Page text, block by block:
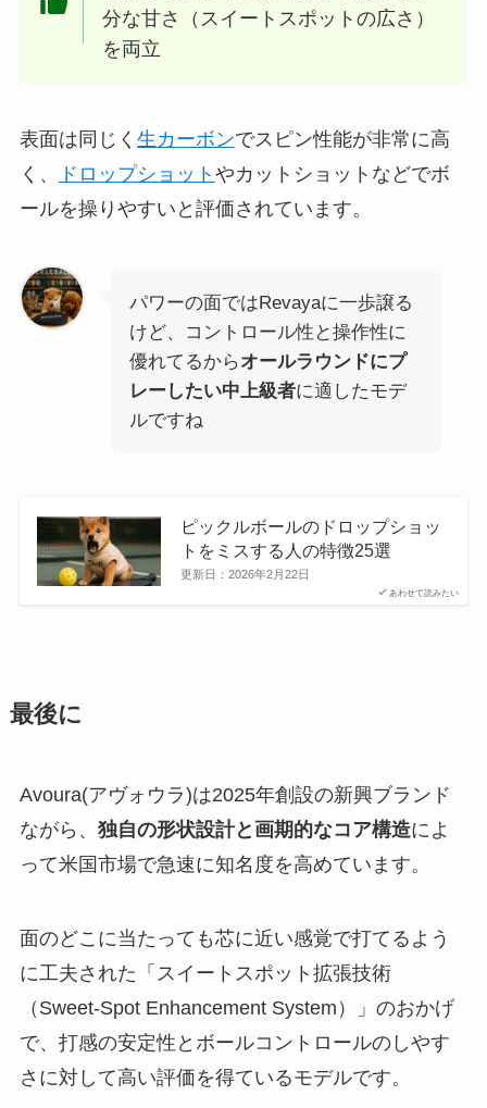
分な甘さ（スイートスポットの広さ）
を両立
表面は同じく 生カーボンでスピン性能が非常に高
く、
ドロップショット やカットショットなどでボ
ールを操りやすいと評価されています。
パワーの面ではRevayaに一歩譲る
けど、コントロール性と操作性に
優れてるからオールラウンドにプ
レーしたい中上級者に適したモデ
ルですね
あわせて読みたい
ピックルボールのドロップショッ
トをミスする人の特徴25選
更新日： 2026年2月22日
最後に
Avoura(アヴォウラ)は2025年創設の新興ブランド
ながら、 独自の形状設計と画期的なコア構造によ
って米国市場で急速に知名度を高めています。
面のどこに当たっても芯に近い感覚で打てるよう
に工夫された「スイートスポット拡張技術
（Sweet-Spot Enhancement System）」のおかげ
で、打感の安定性とボールコントロールのしやす
さに対して高い評価を得ているモデルです。